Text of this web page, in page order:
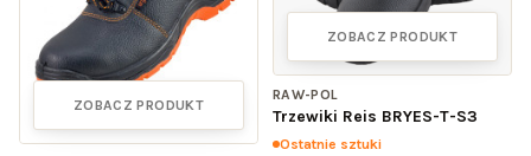
ZOBACZ PRODUKT
ZOBACZ PRODUKT
RAW-POL
Trzewiki Reis BRYES-T-S3
Ostatnie sztuki